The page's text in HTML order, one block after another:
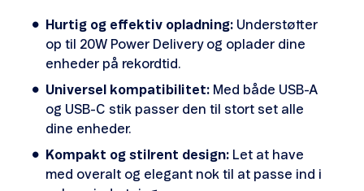
Hurtig og effektiv opladning: Understøtter
op til 20W Power Delivery og oplader dine
enheder på rekordtid.
Universel kompatibilitet: Med både USB-A
og USB-C stik passer den til stort set alle
dine enheder.
Kompakt og stilrent design: Let at have
med overalt og elegant nok til at passe ind i